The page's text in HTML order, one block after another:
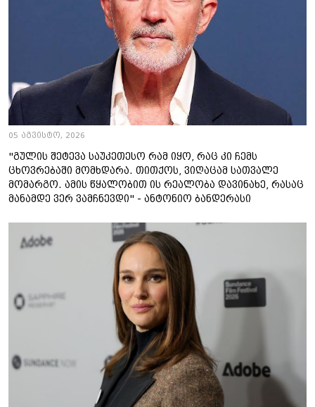
05 აგვისტო, 2026
"გულის შეტევა საუკეთესო რამ იყო, რაც კი ჩემს
ცხოვრებაში მომხდარა. თითქოს, ვიღაცამ სათვალე
მომარგო. ამის წყალობით ის რეალობა დავინახე, რასაც
მანამდე ვერ ვამჩნევდი" - ანტონიო ბანდერასი